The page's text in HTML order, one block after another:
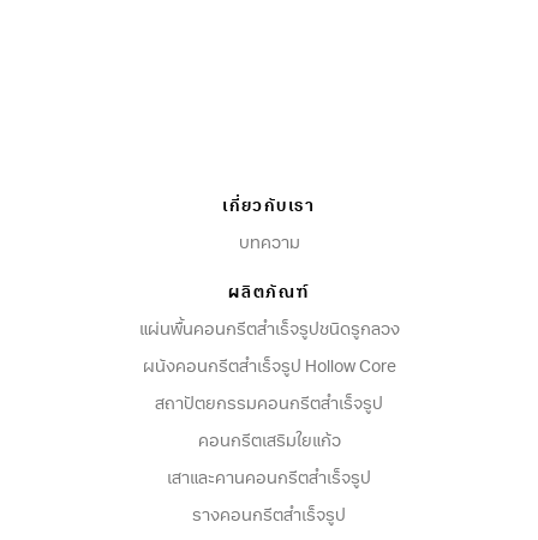
เกี่ยวกับเรา
บทความ
ผลิตภัณฑ์
แผ่นพื้นคอนกรีตสำเร็จรูปชนิดรูกลวง
ผนังคอนกรีตสําเร็จรูป Hollow Core
สถาปัตยกรรมคอนกรีตสําเร็จรูป
คอนกรีตเสริมใยแก้ว
เสาและคานคอนกรีตสำเร็จรูป
รางคอนกรีตสำเร็จรูป